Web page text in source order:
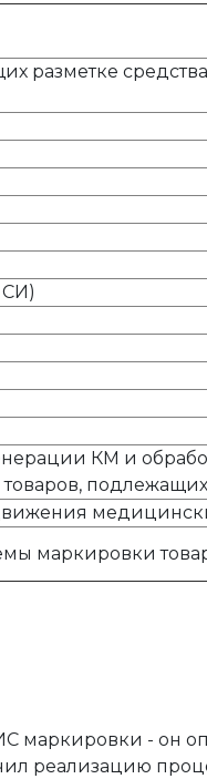
разметке
КМ и
маркировки
маркировки - он
реализацию